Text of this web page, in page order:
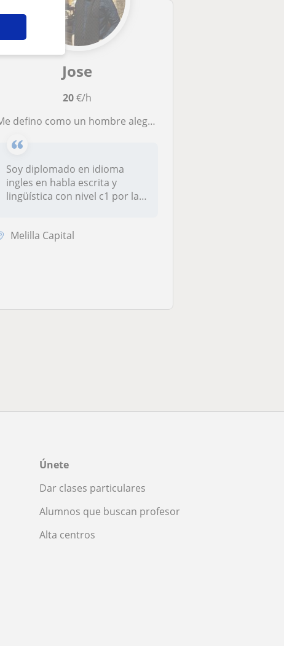
Jose
20€/h
Me defino como un hombre alegre, muy empatico aun siendo muy serio laboralmente hablando. Dare clases a niños/as de primaria y ESO
Soy diplomado en idioma
ingles en habla escrita y
lingüística con nivel c1 por la
Melilla Capital
Únete
Dar clases particulares
Alumnos que buscan profesor
Alta centros